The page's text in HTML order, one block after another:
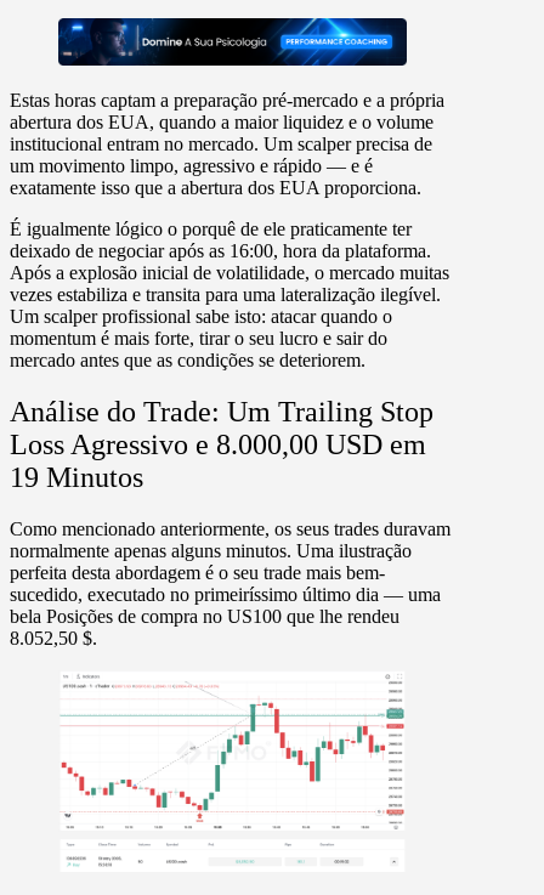
Estas horas captam a preparação pré-mercado e a própria
abertura dos EUA, quando a maior liquidez e o volume
institucional entram no mercado. Um scalper precisa de
um movimento limpo, agressivo e rápido — e é
exatamente isso que a abertura dos EUA proporciona.
É igualmente lógico o porquê de ele praticamente ter
deixado de negociar após as 16:00, hora da plataforma.
Após a explosão inicial de volatilidade, o mercado muitas
vezes estabiliza e transita para uma lateralização ilegível.
Um scalper profissional sabe isto: atacar quando o
momentum é mais forte, tirar o seu lucro e sair do
mercado antes que as condições se deteriorem.
Análise do Trade: Um Trailing Stop
Loss Agressivo e 8.000,00 USD em
19 Minutos
Como mencionado anteriormente, os seus trades duravam
normalmente apenas alguns minutos. Uma ilustração
perfeita desta abordagem é o seu trade mais bem-
sucedido, executado no primeiríssimo último dia — uma
bela Posições de compra no US100 que lhe rendeu
8.052,50 $.